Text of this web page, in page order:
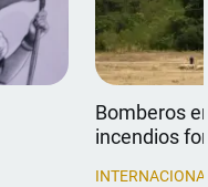
Bomberos
incendios